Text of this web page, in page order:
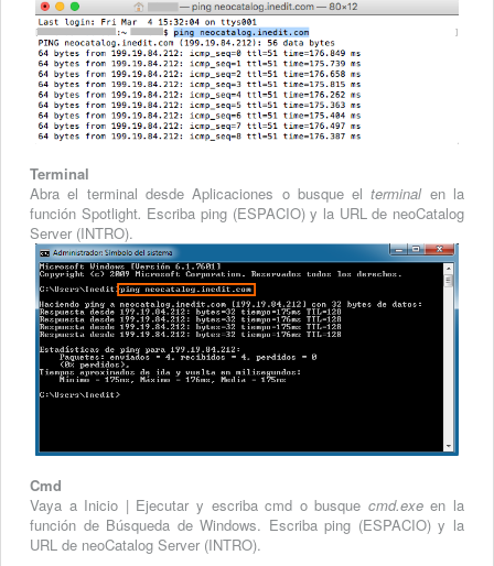
Terminal
Abra el terminal desde Aplicaciones o busque elterminal en la
función Spotlight. Escriba ping (ESPACIO) y la URL de neoCatalog
Server (INTRO).
Cmd
Vaya a Inicio | Ejecutar y escriba cmd o busque cmd.exeen la
función de Búsqueda de Windows. Escriba ping (ESPACIO) y la
URL de neoCatalog Server (INTRO).